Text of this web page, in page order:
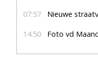
07:57 Nieuwe
14:50 Foto vd